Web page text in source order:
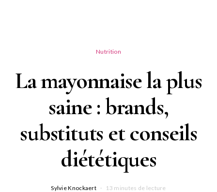
Nutrition
La mayonnaise la plus
saine : brands,
substituts et conseils
diététiques
Sylvie Knockaert 13 minutes de lecture